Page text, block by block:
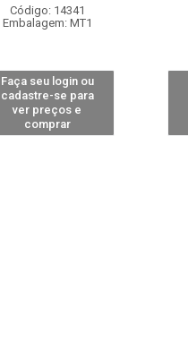
Código: 14341
Embalagem: MT1
Faça seu login ou
cadastre-se para
ver preços e
comprar